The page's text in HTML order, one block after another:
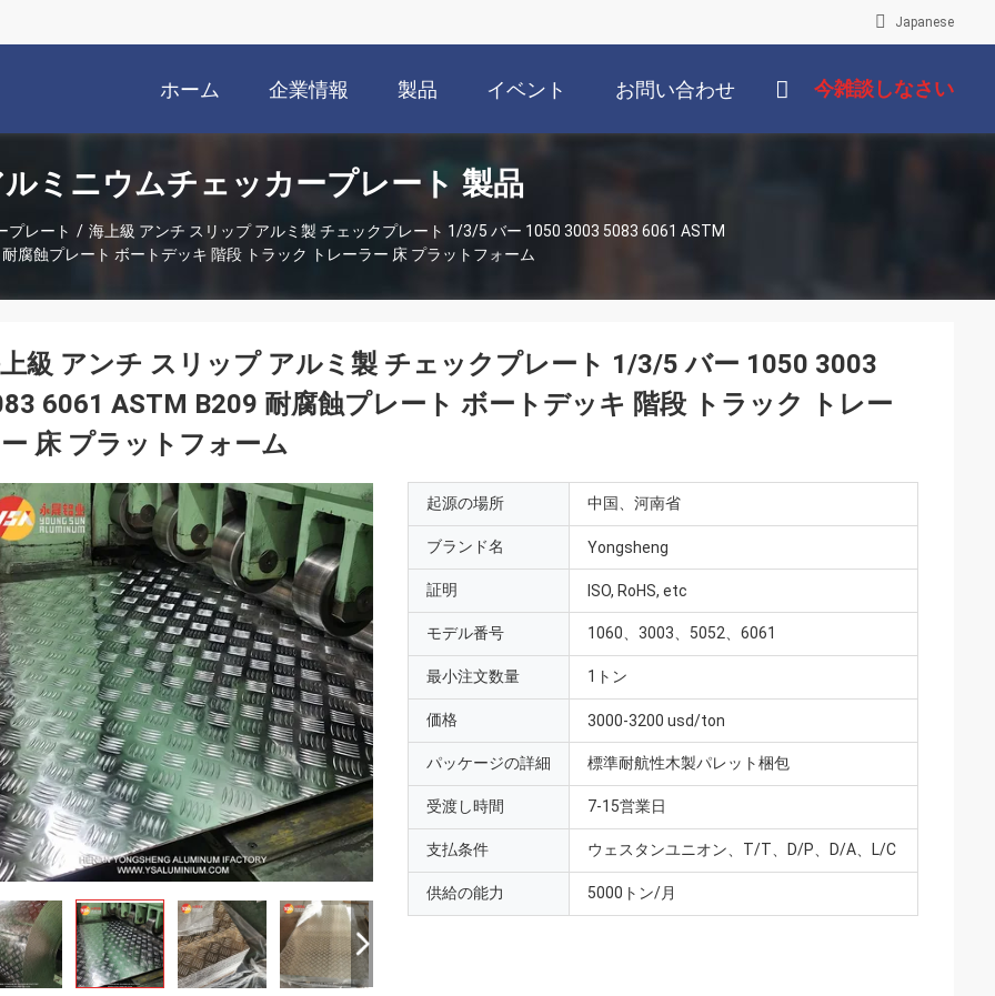
Japanese
ホーム 企業情報 製品 イベント お問い合わせ 今雑談しなさい
ミニウムチェッカープレート 製品
プレート / 海上級 アンチ スリップ アルミ製 チェックプレート 1/3/5 バー 1050 3003 5083 6061 ASTM
腐蝕プレート ボートデッキ 階段 トラック トレーラー 床 プラットフォーム
級 アンチ スリップ アルミ製 チェックプレート 1/3/5 バー 1050 3003
6061 ASTM B209 耐腐蝕プレート ボートデッキ 階段 トラック トレー
床 プラットフォーム
起源の場所 中国、河南省
ブランド名 Yongsheng
証明 ISO, RoHS, etc
モデル番号 1060、3003、5052、6061
最小注文数量 1トン
価格 3000-3200 usd/ton
パッケージの詳細 標準耐航性木製パレット梱包
受渡し時間 7-15営業日
支払条件 ウェスタンユニオン、T/T、D/P、D/A、L/C
供給の能力 5000トン/月